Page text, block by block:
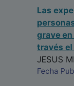
Las
grave
través el
JESUS
Fecha